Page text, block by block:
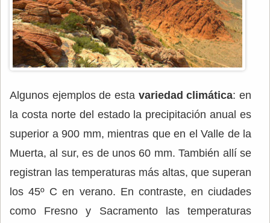
Algunos ejemplos de esta variedad climática: en
la costa norte del estado la precipitación anual es
superior a 900 mm, mientras que en el Valle de la
Muerta, al sur, es de unos 60 mm. También allí se
registran las temperaturas más altas, que superan
los 45º C en verano. En contraste, en ciudades
como Fresno y Sacramento las temperaturas